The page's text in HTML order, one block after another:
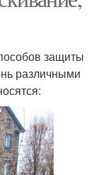
защиты
различными